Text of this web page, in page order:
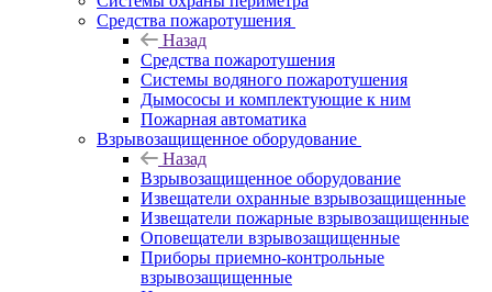
Средства пожаротушения
Назад
Средства пожаротушения
Системы водяного пожаротушения
Дымососы и комплектующие к ним
Пожарная автоматика
Взрывозащищенное оборудование
Назад
Взрывозащищенное оборудование
Извещатели охранные взрывозащищенные
Извещатели пожарные взрывозащищенные
Оповещатели взрывозащищенные
Приборы приемно-контрольные
взрывозащищенные